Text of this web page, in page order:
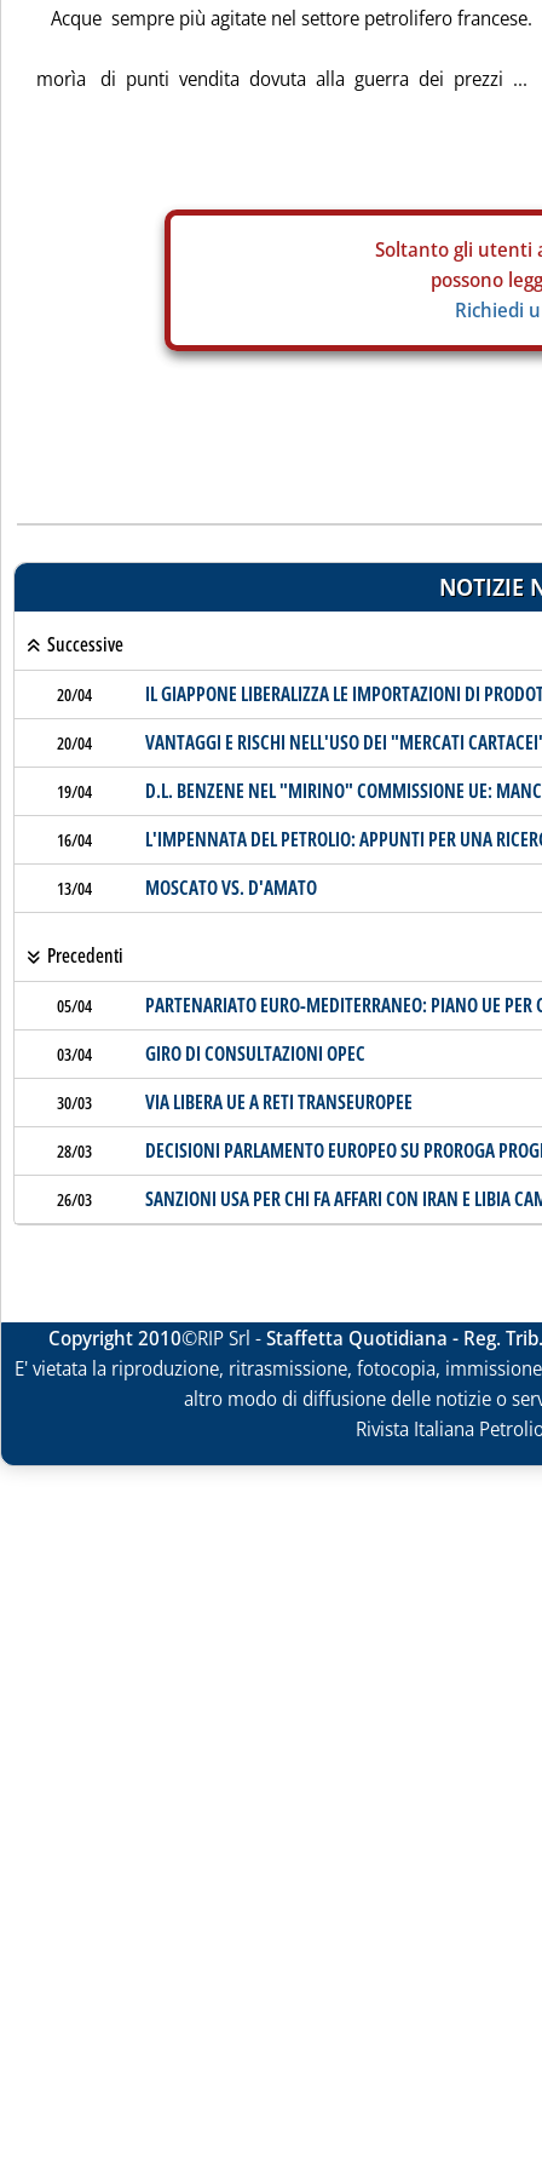
Acque sempre più agitate nel settore petrolifero francese.
morìa di punti vendita dovuta alla guerra dei prezzi ...
Soltanto gli utenti
possono
Richiedi
NOTIZIE
Successive
20/04 IL GIAPPONE LIBERALIZZA LE IMPORTAZIONI DI
20/04 VANTAGGI E RISCHI NELL'USO DEI "MERCATI
19/04 D.L. BENZENE NEL "MIRINO" COMMISSIONE UE:
16/04 L'IMPENNATA DEL PETROLIO: APPUNTI PER UNA
13/04 MOSCATO VS. D'AMATO
Precedenti
05/04 PARTENARIATO EURO-MEDITERRANEO: PIANO UE
03/04 GIRO DI CONSULTAZIONI OPEC
30/03 VIA LIBERA UE A RETI TRANSEUROPEE
28/03 DECISIONI PARLAMENTO EUROPEO SU PROROGA
26/03 SANZIONI USA PER CHI FA AFFARI CON IRAN E LIBIA
Copyright 2010©RIP Srl -Staffetta Quotidiana - Reg.
E' vietata la riproduzione, ritrasmissione, fotocopia,
altro modo di diffusione delle notizie o
Rivista Italiana